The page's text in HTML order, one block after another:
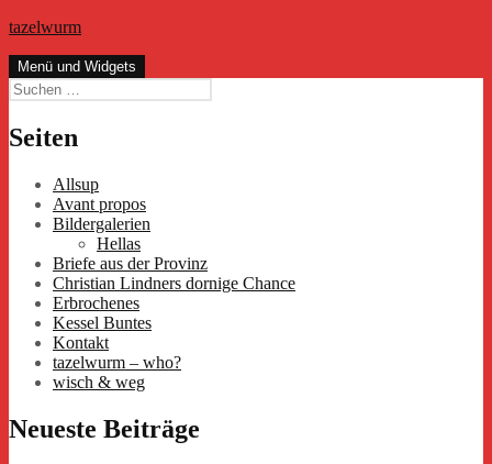
Zum
springen
tazelwurm
Menü und Widgets
Suchen
nach:
Seiten
Allsup
Avant propos
Bildergalerien
Hellas
Briefe aus der Provinz
Christian Lindners dornige Chance
Erbrochenes
Kessel Buntes
Kontakt
tazelwurm – who?
wisch & weg
Neueste Beiträge